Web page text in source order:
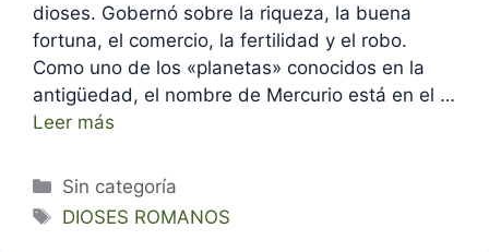
dioses. Gobernó sobre la riqueza, la buena
fortuna, el comercio, la fertilidad y el robo.
Como uno de los «planetas» conocidos en la
antigüedad, el nombre de Mercurio está en el …
Leer más
Categorías
Sin categoría
Etiquetas
DIOSES ROMANOS